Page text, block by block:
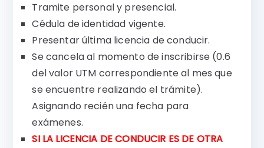
Tramite personal y presencial.
Cédula de identidad vigente.
Presentar última licencia de conducir.
Se cancela al momento de inscribirse (0.6
del valor UTM correspondiente al mes que
se encuentre realizando el trámite).
Asignando recién una fecha para
exámenes.
SI LA LICENCIA DE CONDUCIR ES DE OTRA